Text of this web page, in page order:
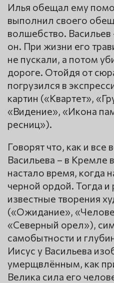
Илья обещал ему
выполнил своего
волшебство.
он. При жизни его
не пускали, а потом
дороге. Отойдя от
погрузился в
картин («Квартет»,
«Видение», «Икона
ресниц»).
Говорят что, как и все
Васильева – в Кремле
настало время, когда
черной ордой. Тогда
известные творения
(«Ожидание»,
«Северный орел»),
самобытности и
Иисус у Васильева
умерщвлённым, как
Велика сила его